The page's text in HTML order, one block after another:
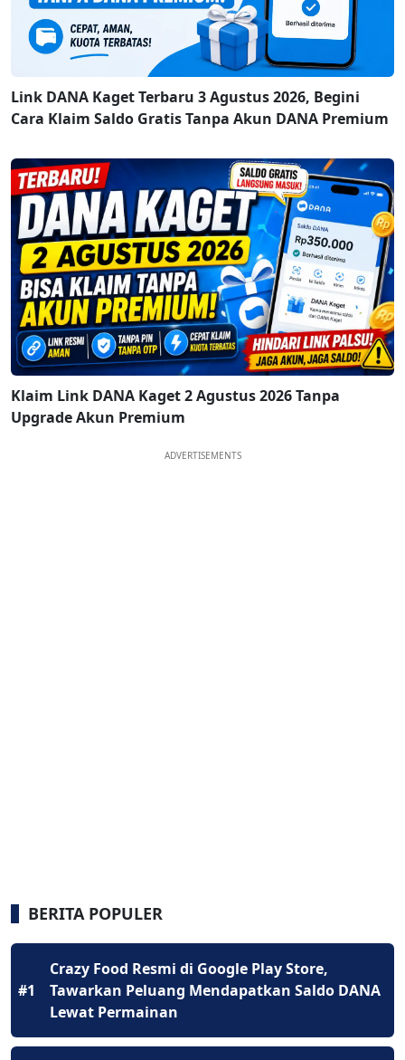
Link DANA Kaget Terbaru 3 Agustus 2026, Begini
Cara Klaim Saldo Gratis Tanpa Akun DANA Premium
Klaim Link DANA Kaget 2 Agustus 2026 Tanpa
Upgrade Akun Premium
ADVERTISEMENTS
BERITA POPULER
#1
Crazy Food Resmi di Google Play Store,
Tawarkan Peluang Mendapatkan Saldo DANA
Lewat Permainan